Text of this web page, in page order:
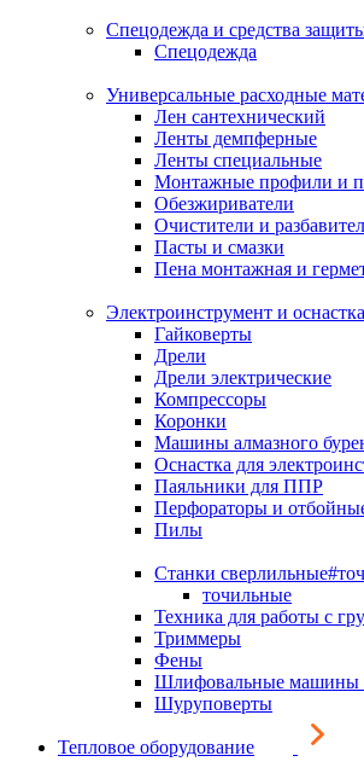
Спецодежда и средства
Спецодежда
Универсальные расходные
Лен сантехнический
Ленты демпферные
Ленты специальные
Монтажные профили и
Обезжириватели
Очистители и
Пасты и смазки
Пена монтажная и
Электроинструмент и оснастка
Гайковерты
Дрели
Дрели электрические
Компрессоры
Коронки
Машины алмазного
Оснастка для
Паяльники для ППР
Перфораторы и
Пилы
Станки
точильные
Техника для работы с
Триммеры
Фены
Шлифовальные
Шуруповерты
Тепловое оборудование